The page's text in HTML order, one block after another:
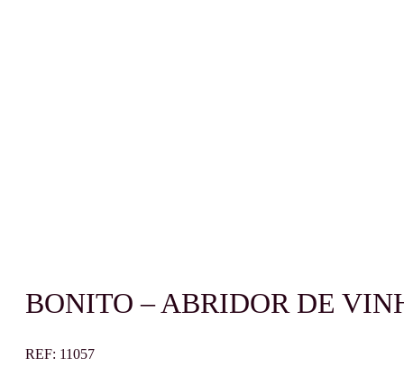
BONITO – ABRIDOR DE
REF: 11057